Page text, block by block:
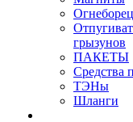
Огнеборец
грызунов
ПАКЕТЫ
Средства
ТЭНы
Шланги